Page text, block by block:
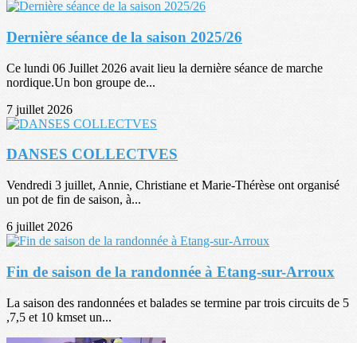
Dernière séance de la saison 2025/26
Ce lundi 06 Juillet 2026 avait lieu la dernière séance de marche
nordique.Un bon groupe de...
7 juillet 2026
DANSES COLLECTVES
Vendredi 3 juillet, Annie, Christiane et Marie-Thérèse ont organisé
un pot de fin de saison, à...
6 juillet 2026
Fin de saison de la randonnée à Etang-sur-Arroux
La saison des randonnées et balades se termine par trois circuits de 5
,7,5 et 10 kmset un...